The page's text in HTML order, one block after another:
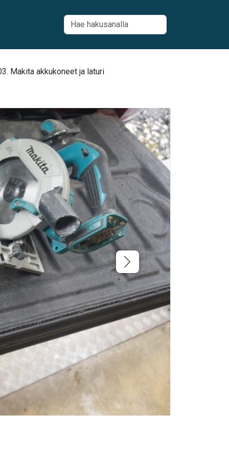
Makita akkukoneet ja laturi